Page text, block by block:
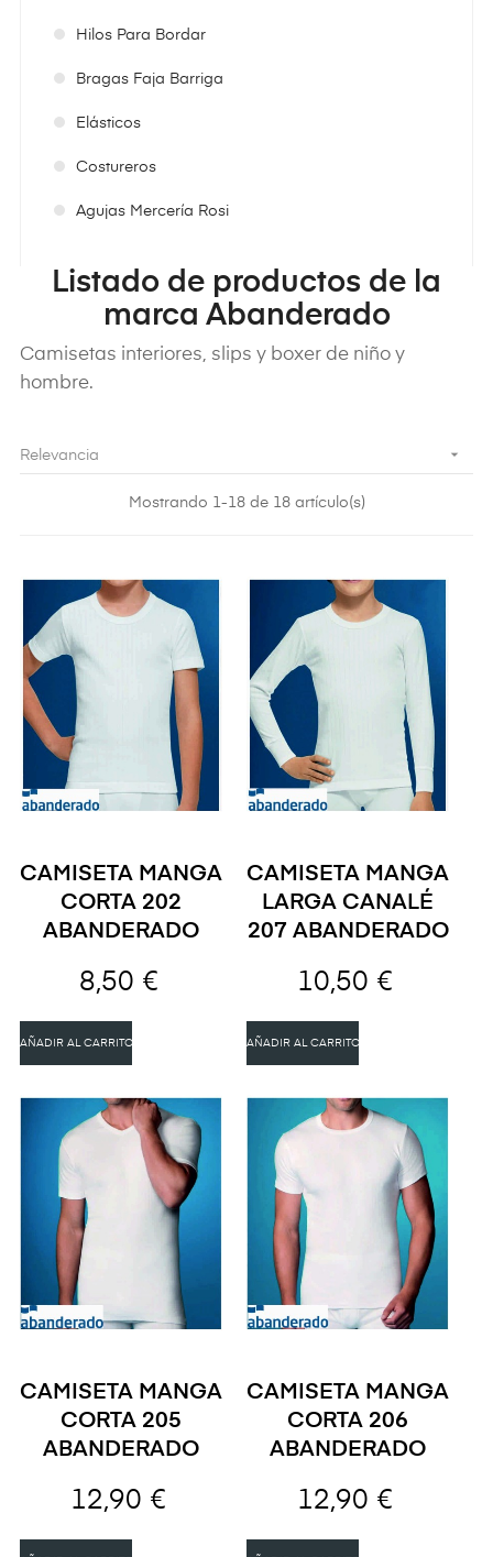
Hilos Para Bordar
Bragas Faja Barriga
Elásticos
Costureros
Agujas Mercería Rosi
Listado de productos de la
marca Abanderado
Camisetas interiores, slips y boxer de niño y
hombre.
Relevancia 
Mostrando 1-18 de 18 artículo(s)
CAMISETA MANGA
CORTA 202
ABANDERADO
8,50 €
AÑADIR AL CARRITO
CAMISETA MANGA
LARGA CANALÉ
207 ABANDERADO
10,50 €
AÑADIR AL CARRITO
CAMISETA MANGA
CORTA 205
ABANDERADO
12,90 €
CAMISETA MANGA
CORTA 206
ABANDERADO
12,90 €